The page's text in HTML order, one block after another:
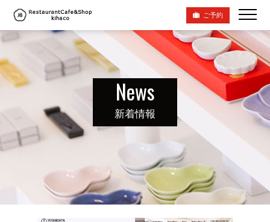
ご予約
News
新着情報